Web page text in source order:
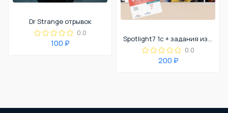
Dr Strange отрывок
0.0
100 ₽
Spotlight7 1c + задания из контрольной работы
0.0
200 ₽